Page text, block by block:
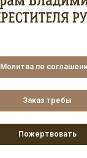
Молитва по
Заказ требы
Пожертвовать